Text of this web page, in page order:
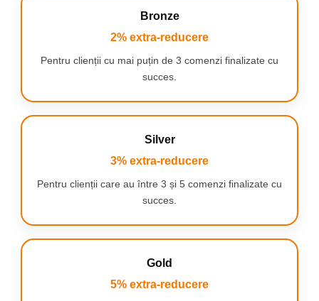
spațiul sertarului în felul dumneavoastră!
Bronze
2% extra-reducere
Pentru clienții cu mai puțin de 3 comenzi finalizate cu
succes.
Silver
3% extra-reducere
Pentru clienții care au între 3 și 5 comenzi finalizate cu
succes.
Gold
5% extra-reducere